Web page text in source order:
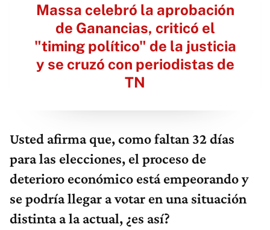
Massa celebró la aprobación
de Ganancias, criticó el
"timing político" de la justicia
y se cruzó con periodistas de
TN
Usted afirma que, como faltan 32 días
para las elecciones, el proceso de
deterioro económico está empeorando y
se podría llegar a votar en una situación
distinta a la actual, ¿es así?